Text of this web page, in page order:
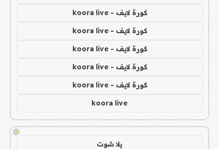
كورة لايف - koora live
كورة لايف - koora live
كورة لايف - koora live
كورة لايف - koora live
كورة لايف - koora live
koora live
!
يلا شوت